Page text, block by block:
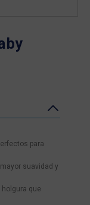
para
suavidad y
que